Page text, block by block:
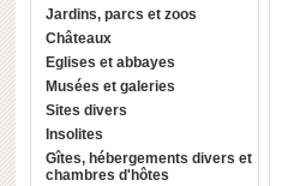
Jardins, parcs et zoos
Châteaux
Eglises et abbayes
Musées et galeries
Sites divers
Insolites
Gîtes, hébergements divers et
chambres d'hôtes